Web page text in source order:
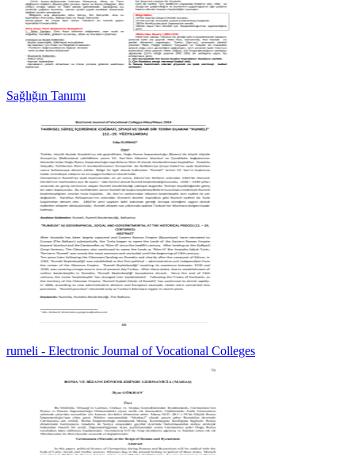
Sağlığın Tanımı
rumeli - Electronic Journal of Vocational Colleges